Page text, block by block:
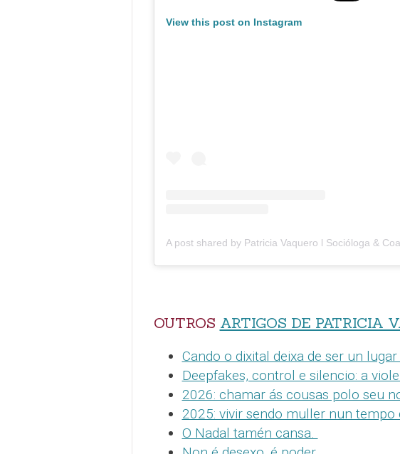
View this post on Instagram
OUTROS ARTIGOS DE PATRICIA
Cando o dixital deixa de ser un
Deepfakes, control e silencio: a
2026: chamar ás cousas polo seu
2025: vivir sendo muller nun tempo
O Nadal tamén cansa.